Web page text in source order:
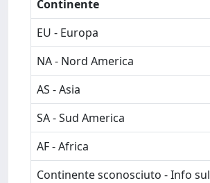
Continente
EU - Europa
NA - Nord America
AS - Asia
SA - Sud America
AF - Africa
Continente sconosciuto - Info sul